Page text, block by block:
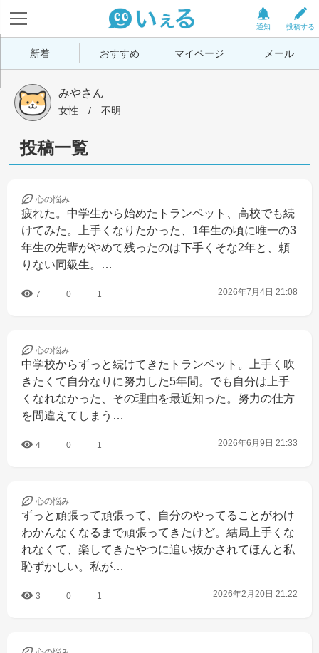
投稿する
通知
新着 おすすめ マイページ メール
みやさん
女性 / 不明
投稿一覧
心の悩み
疲れた。中学生から始めたトランペット、高校でも続
けてみた。上手くなりたかった、1年生の頃に唯一の3
年生の先輩がやめて残ったのは下手くそな2年と、頼
りない同級生。…
7 0 1 2026年7月4日 21:08
心の悩み
中学校からずっと続けてきたトランペット。上手く吹
きたくて自分なりに努力した5年間。でも自分は上手
くなれなかった、その理由を最近知った。努力の仕方
を間違えてしまう…
4 0 1 2026年6月9日 21:33
心の悩み
ずっと頑張って頑張って、自分のやってることがわけ
わかんなくなるまで頑張ってきたけど。結局上手くな
れなくて、楽してきたやつに追い抜かされてほんと私
恥ずかしい。私が…
3 0 1 2026年2月20日 21:22